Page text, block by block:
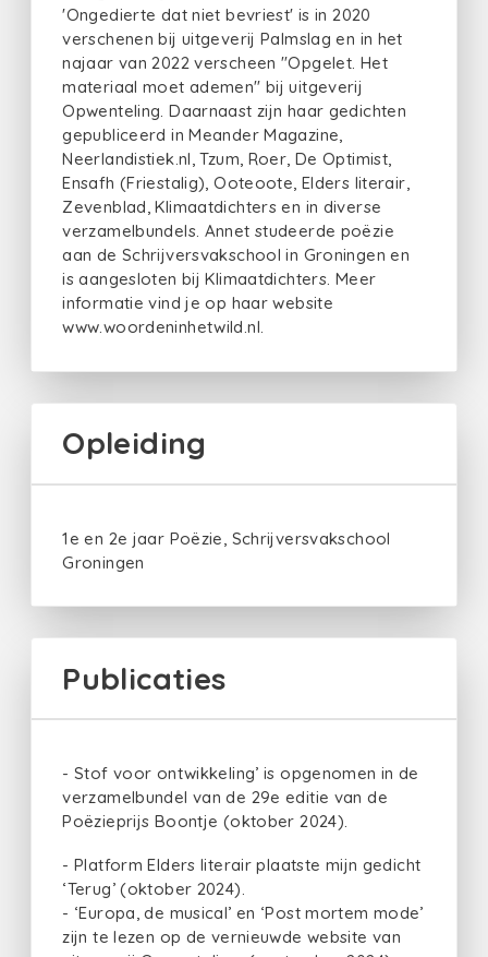
'Ongedierte dat niet bevriest' is in 2020
verschenen bij uitgeverij Palmslag en in het
najaar van 2022 verscheen "Opgelet. Het
materiaal moet ademen" bij uitgeverij
Opwenteling. Daarnaast zijn haar gedichten
gepubliceerd in Meander Magazine,
Neerlandistiek.nl, Tzum, Roer, De Optimist,
Ensafh (Friestalig), Ooteoote, Elders literair,
Zevenblad, Klimaatdichters en in diverse
verzamelbundels. Annet studeerde poëzie
aan de Schrijversvakschool in Groningen en
is aangesloten bij Klimaatdichters. Meer
informatie vind je op haar website
www.woordeninhetwild.nl.
Opleiding
1e en 2e jaar Poëzie, Schrijversvakschool
Groningen
Publicaties
- Stof voor ontwikkeling’ is opgenomen in de
verzamelbundel van de 29e editie van de
Poëzieprijs Boontje (oktober 2024).
- Platform Elders literair plaatste mijn gedicht
‘Terug’ (oktober 2024).
- ‘Europa, de musical’ en ‘Post mortem mode’
zijn te lezen op de vernieuwde website van